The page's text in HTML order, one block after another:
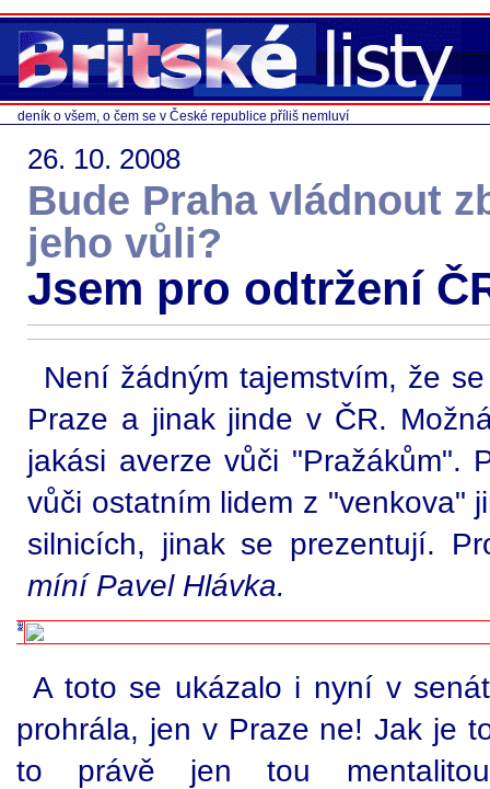
deník o všem, o čem se v České republice příliš nemluví
26. 10. 2008
Bude Praha vládnout
jeho vůli?
Jsem pro odtržení
Není žádným tajemstvím, že
Praze a jinak jinde v ČR.
jakási averze vůči "Pražákům".
vůči ostatním lidem z "venkova"
silnicích, jinak se prezentují.
míní Pavel Hlávka.
A toto se ukázalo i nyní v
prohrála, jen v Praze ne! Jak je
to právě jen tou